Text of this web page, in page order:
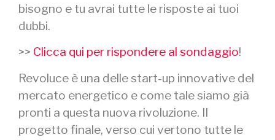
bisogno e tu avrai tutte le risposte ai tuoi
dubbi.
>> Clicca qui per rispondere al sondaggio!
Revoluce è una delle start-up innovative del
mercato energetico e come tale siamo già
pronti a questa nuova rivoluzione. Il
progetto finale, verso cui vertono tutte le